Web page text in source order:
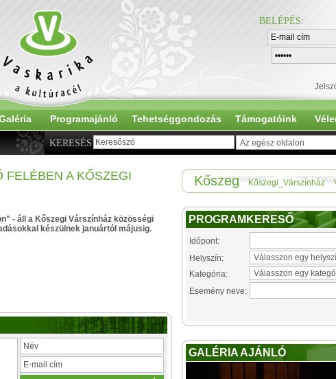
BELÉPÉS:
Programajánló Tehetséggondozás Támogatóink
KERESÉS
FELÉBEN A KŐSZEGI
- áll a Kőszegi Várszínház közösségi
készülnek januártól májusig.
Kőszeg Kőszegi_Várszínház
PROGRAMKERESŐ
Időpont:
Helyszín:
Kategória:
Esemény neve:
GALÉRIA AJÁNLÓ